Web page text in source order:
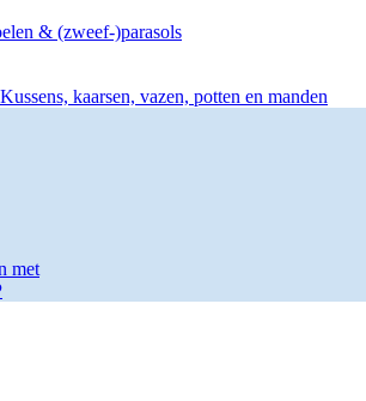
& (zweef-)parasols
kaarsen, vazen, potten en manden
met